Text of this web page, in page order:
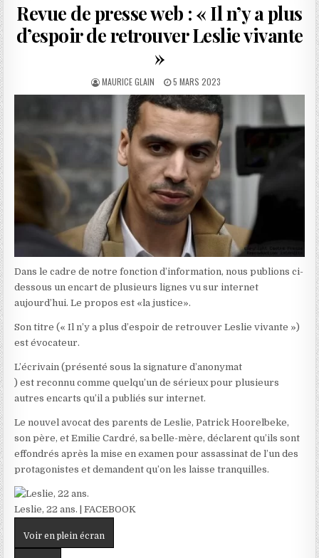
Revue de presse web : « Il n’y a plus
d’espoir de retrouver Leslie vivante
»
AUTHOR:
MAURICE GLAIN
PUBLISHED
DATE:
5 MARS 2023
Dans le cadre de notre fonction d’information, nous publions ci-
dessous un encart de plusieurs lignes vu sur internet
aujourd’hui. Le propos est «la justice».
Son titre (« Il n’y a plus d’espoir de retrouver Leslie vivante »)
est évocateur.
L’écrivain (présenté sous la signature d’anonymat
) est reconnu comme quelqu’un de sérieux pour plusieurs
autres encarts qu’il a publiés sur internet.
Le nouvel avocat des parents de Leslie, Patrick Hoorelbeke,
son père, et Emilie Cardré, sa belle-mère, déclarent qu’ils sont
effondrés après la mise en examen pour assassinat de l’un des
protagonistes et demandent qu’on les laisse tranquilles.
Leslie, 22 ans. |FACEBOOK
Voir en plein écran